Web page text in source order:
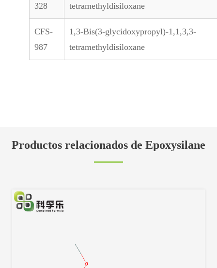
328
tetramethyldisiloxane
CFS-
987
1,3-Bis(3-glycidoxypropyl)-1,1,3,3-
tetramethyldisiloxane
Productos relacionados de Epoxysilane